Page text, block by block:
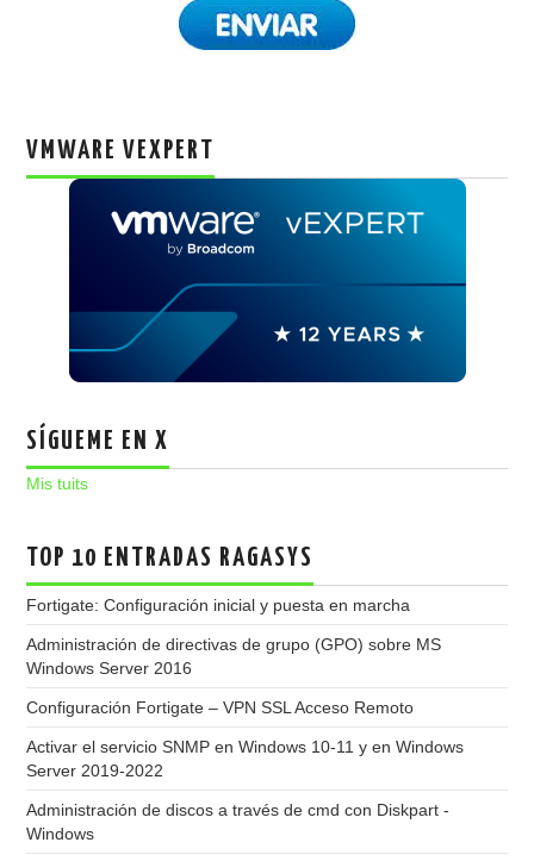
VMWARE VEXPERT
SÍGUEME EN X
Mis tuits
TOP 10 ENTRADAS RAGASYS
Fortigate: Configuración inicial y puesta en marcha
Administración de directivas de grupo (GPO) sobre MS
Windows Server 2016
Configuración Fortigate – VPN SSL Acceso Remoto
Activar el servicio SNMP en Windows 10-11 y en Windows
Server 2019-2022
Administración de discos a través de cmd con Diskpart -
Windows